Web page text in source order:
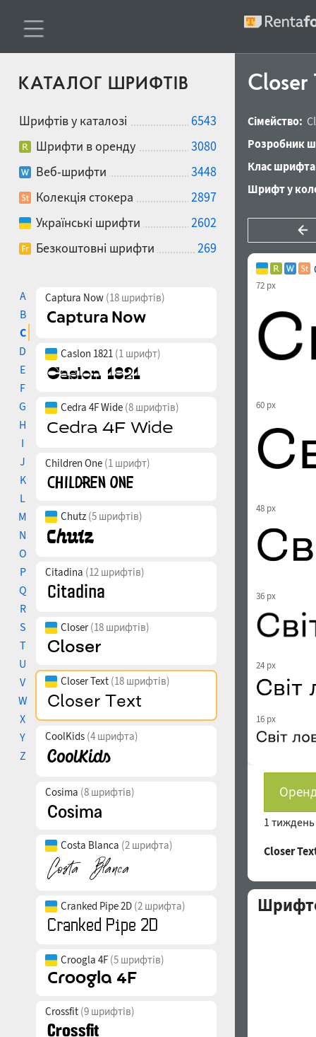
КАТАЛОГ ШРИФТІВ
Шрифтів у каталозі
6543
Шрифти в оренду
3080
Веб-шрифти
3448
Колекція стокера
2897
Українські шрифти
2602
Безкоштовні шрифти
269
A
B
C
D
E
F
G
H
I
J
K
L
M
N
O
P
Q
R
S
T
U
V
W
X
Y
Z
Captura Now (18 шрифтів)
Caslon 1821 (1 шрифт)
Cedra 4F Wide (8 шрифтів)
Children One (1 шрифт)
Chutz (5 шрифтів)
Citadina (12 шрифтів)
Closer(18 шрифтів)
Closer Text (18 шрифтів)
CoolKids (4 шрифта)
Cosima (8 шрифтів)
Costa Blanca (2 шрифта)
Cranked Pipe 2D (2 шрифта)
Croogla 4F (5 шрифтів)
Crossfit (9 шрифтів)
Closer
Сімейство:
Розробник
Клас
Шрифт у
72 px
60 px
48 px
36 px
24 px
16 px
1
Closer